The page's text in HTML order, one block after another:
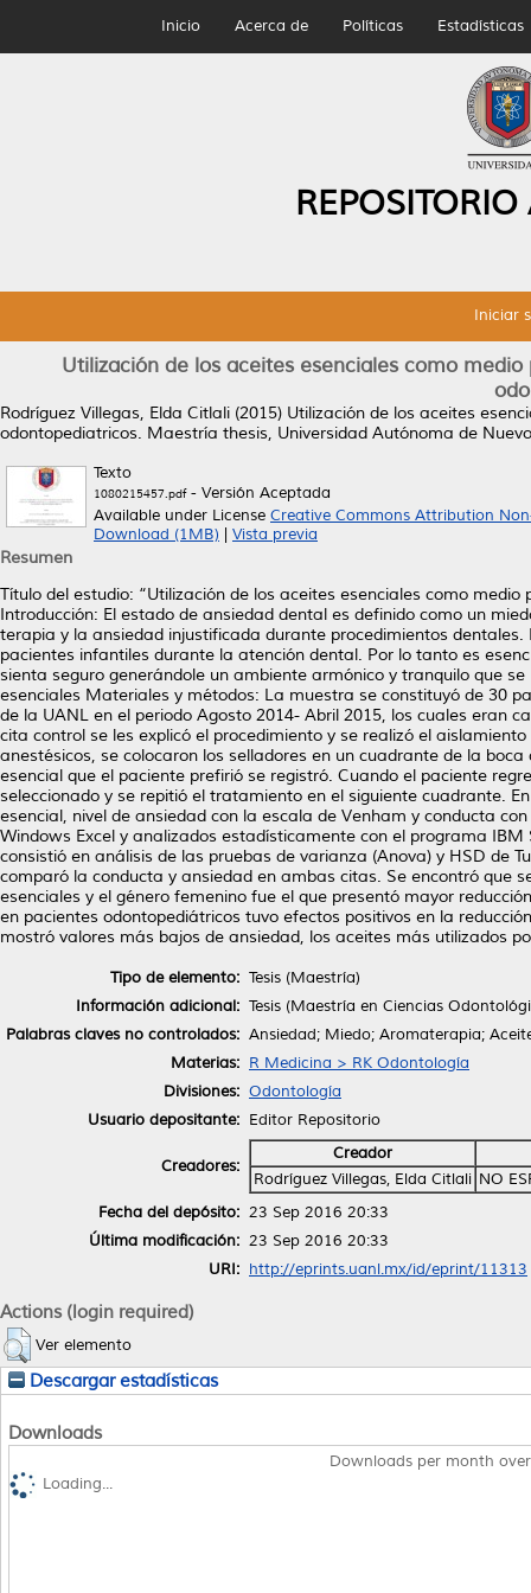
Inicio Acerca de Políticas Estadísticas
Iniciar
Utilización de los aceites esenciales como
Rodríguez Villegas, Elda Citlali (2015) Utilización de los aceites
odontopediatricos. Maestría thesis, Universidad Autónoma de
Texto
1080215457.pdf- Versión Aceptada
Available under License Creative Commons Attribution
Download (1MB)
Vista previa
Resumen
Título del estudio: “Utilización de los aceites esenciales como
Introducción: El estado de ansiedad dental es definido como un
terapia y la ansiedad injustificada durante procedimientos
pacientes infantiles durante la atención dental. Por lo tanto es
sienta seguro generándole un ambiente armónico y tranquilo que
esenciales Materiales y métodos: La muestra se constituyó de 30
de la UANL en el periodo Agosto 2014- Abril 2015, los cuales eran
cita control se les explicó el procedimiento y se realizó el
anestésicos, se colocaron los selladores en un cuadrante de la
esencial que el paciente prefirió se registró. Cuando el paciente
seleccionado y se repitió el tratamiento en el siguiente cuadrante.
esencial, nivel de ansiedad con la escala de Venham y conducta
Windows Excel y analizados estadísticamente con el programa
consistió en análisis de las pruebas de varianza (Anova) y HSD de
comparó la conducta y ansiedad en ambas citas. Se encontró que
esenciales y el género femenino fue el que presentó mayor
en pacientes odontopediátricos tuvo efectos positivos en la
mostró valores más bajos de ansiedad, los aceites más utilizados
Tipo de elemento: Tesis (Maestría)
Información adicional: Tesis (Maestría en Ciencias
Palabras claves no controlados: Ansiedad; Miedo; Aromaterapia;
Materias: R Medicina > RK Odontología
Divisiones: Odontología
Usuario depositante: Editor Repositorio
Creadores:
Creador
Rodríguez Villegas, Elda Citlali NO
Fecha del depósito: 23 Sep 2016 20:33
Última modificación: 23 Sep 2016 20:33
URI: http://eprints.uanl.mx/id/eprint/11313
Actions (login required)
Ver elemento
Descargar estadísticas
Downloads
Downloads per month
Loading...